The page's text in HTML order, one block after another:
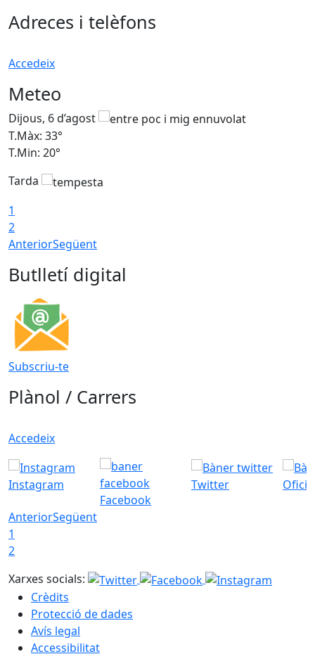
Adreces i telèfons
Accedeix
Meteo
Dijous, 6 d’agost
T.Màx: 33°
T.Min: 20°
Tarda
1
2
AnteriorSegüent
Butlletí digital
Subscriu-te
Plànol / Carrers
Accedeix
Instagram
Facebook
Twitter
AnteriorSegüent
1
2
Xarxes socials:
Crèdits
Protecció de dades
Avís legal
Accessibilitat